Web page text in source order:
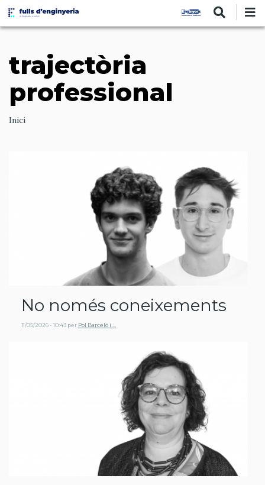
Vés
contingut
trajectòria
professional
Ruta
Inici
No només coneixements
11/05/2026 - 10:43 per Pol Barceló i …